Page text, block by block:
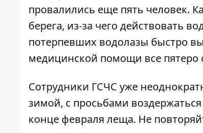
провалились еще пять человек.
берега, из-за чего действовать
потерпевших водолазы быстро
медицинской помощи все пятеро
Сотрудники ГСЧС уже
зимой, с просьбами
конце февраля леща. Не